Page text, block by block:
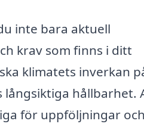
inte bara aktuell
krav som finns i ditt
klimatets inverkan
hållbarhet.
för uppföljningar och